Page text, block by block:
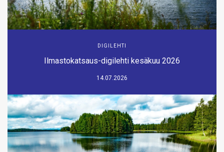
DIGILEHTI
Ilmastokatsaus-digilehti kesäkuu 2026
14.07.2026